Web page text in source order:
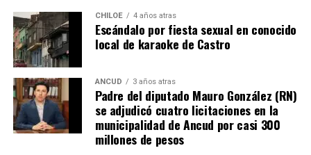
CHILOE 4 años atras
Escándalo por fiesta sexual en conocido
local de karaoke de Castro
ANCUD 3 años atras
Padre del diputado Mauro González (RN)
se adjudicó cuatro licitaciones en la
municipalidad de Ancud por casi 300
millones de pesos